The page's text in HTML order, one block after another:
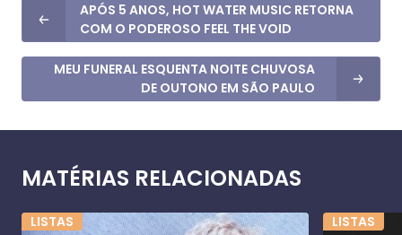
APÓS 5 ANOS, HOT WATER MUSIC RETORNA
COM O PODEROSO FEEL THE VOID
MEU FUNERAL ESQUENTA NOITE CHUVOSA
DE OUTONO EM SÃO PAULO
MATÉRIAS RELACIONADAS
LISTAS LISTAS